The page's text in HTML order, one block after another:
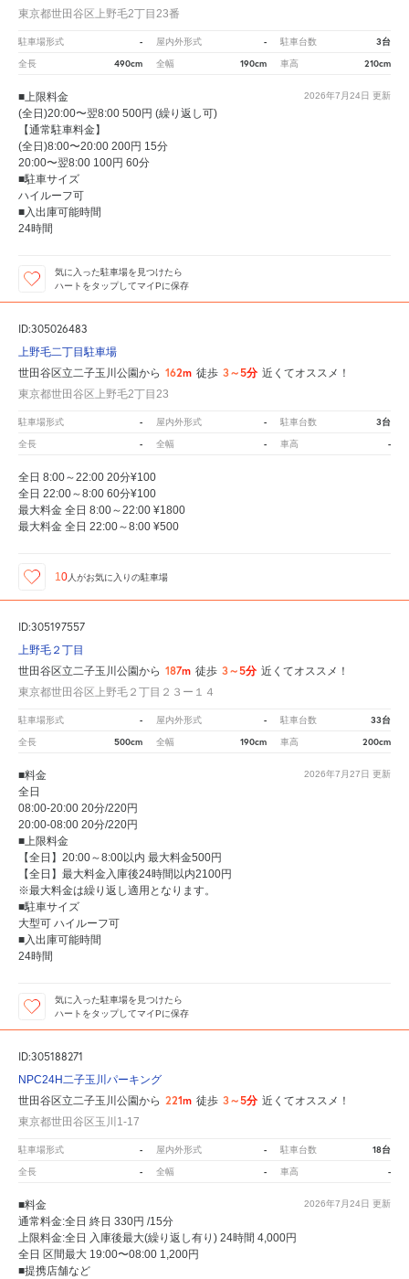
東京都世田谷区上野毛2丁目23番
駐車場形式 - 屋内外形式 - 駐車台数 3台
全長 490cm 全幅 190cm 車高 210cm
2026年7月24日 更新
■上限料金
(全日)20:00〜翌8:00 500円 (繰り返し可)
【通常駐車料金】
(全日)8:00〜20:00 200円 15分
20:00〜翌8:00 100円 60分
■駐車サイズ
ハイルーフ可
■入出庫可能時間
24時間
気に入った駐車場を見つけたら
ハートをタップしてマイPに保存
ID:305026483
上野毛二丁目駐車場
世田谷区立二子玉川公園から 162m 徒歩 3～5分 近くてオススメ！
東京都世田谷区上野毛2丁目23
駐車場形式 - 屋内外形式 - 駐車台数 3台
全長 - 全幅 - 車高 -
全日 8:00～22:00 20分¥100
全日 22:00～8:00 60分¥100
最大料金 全日 8:00～22:00 ¥1800
最大料金 全日 22:00～8:00 ¥500
10 人がお気に入りの駐車場
ID:305197557
上野毛２丁目
世田谷区立二子玉川公園から 187m 徒歩 3～5分 近くてオススメ！
東京都世田谷区上野毛２丁目２３ー１４
駐車場形式 - 屋内外形式 - 駐車台数 33台
全長 500cm 全幅 190cm 車高 200cm
2026年7月27日 更新
■料金
全日
08:00-20:00 20分/220円
20:00-08:00 20分/220円
■上限料金
【全日】20:00～8:00以内 最大料金500円
【全日】最大料金入庫後24時間以内2100円
※最大料金は繰り返し適用となります。
■駐車サイズ
大型可 ハイルーフ可
■入出庫可能時間
24時間
気に入った駐車場を見つけたら
ハートをタップしてマイPに保存
ID:305188271
NPC24H二子玉川パーキング
世田谷区立二子玉川公園から 221m 徒歩 3～5分 近くてオススメ！
東京都世田谷区玉川1-17
駐車場形式 - 屋内外形式 - 駐車台数 18台
全長 - 全幅 - 車高 -
2026年7月24日 更新
■料金
通常料金:全日 終日 330円 /15分
上限料金:全日 入庫後最大(繰り返し有り) 24時間 4,000円
全日 区間最大 19:00〜08:00 1,200円
■提携店舗など